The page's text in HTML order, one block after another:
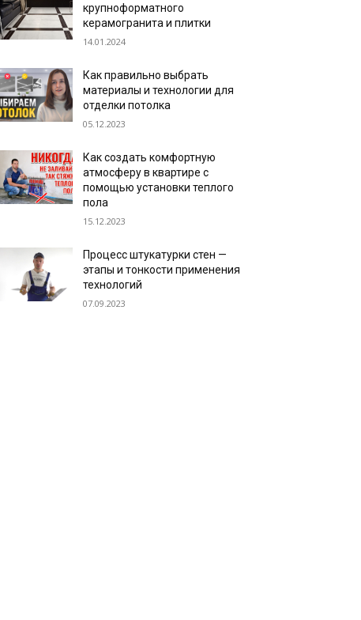
крупноформатного
керамогранита и плитки
14.01.2024
Как правильно выбрать
материалы и технологии для
отделки потолка
05.12.2023
Как создать комфортную
атмосферу в квартире с
помощью установки теплого
пола
15.12.2023
Процесс штукатурки стен —
этапы и тонкости применения
технологий
07.09.2023